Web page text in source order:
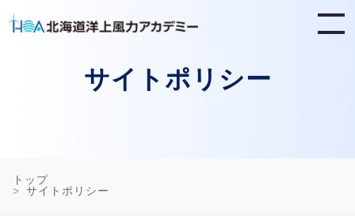
サイトポリシー
トップ
サイトポリシー